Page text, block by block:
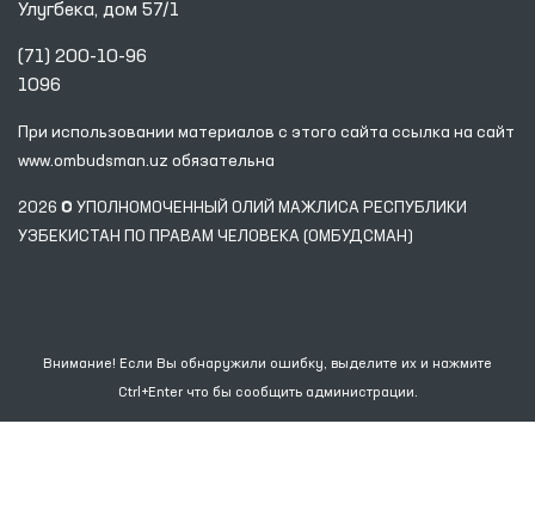
Улугбека, дом 57/1
(71) 200-10-96
1096
При использовании материалов с этого сайта ссылка на сайт
www.ombudsman.uz обязательна
2026 © УПОЛНОМОЧЕННЫЙ ОЛИЙ МАЖЛИСА РЕСПУБЛИКИ
УЗБЕКИСТАН ПО ПРАВАМ ЧЕЛОВЕКА (ОМБУДСМАН)
Внимание! Если Вы обнаружили ошибку, выделите их и нажмите
Ctrl+Enter что бы сообщить администрации.